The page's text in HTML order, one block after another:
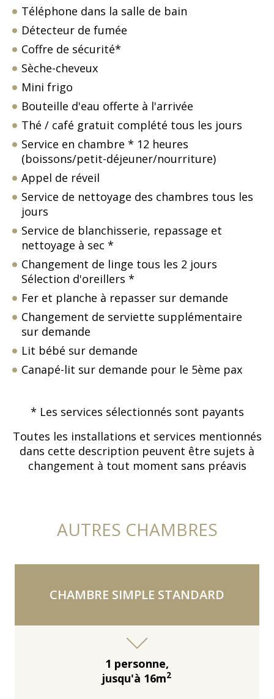
Téléphone dans la salle de bain
Détecteur de fumée
Coffre de sécurité*
Sèche-cheveux
Mini frigo
Bouteille d'eau offerte à l'arrivée
Thé / café gratuit complété tous les jours
Service en chambre * 12 heures
(boissons/petit-déjeuner/nourriture)
Appel de réveil
Service de nettoyage des chambres tous les
jours
Service de blanchisserie, repassage et
nettoyage à sec *
Changement de linge tous les 2 jours
Sélection d'oreillers *
Fer et planche à repasser sur demande
Changement de serviette supplémentaire
sur demande
Lit bébé sur demande
Canapé-lit sur demande pour le 5ème pax
* Les services sélectionnés sont payants
Toutes les installations et services mentionnés
dans cette description peuvent être sujets à
changement à tout moment sans préavis
AUTRES CHAMBRES
CHAMBRE SIMPLE STANDARD
1 personne,
jusqu'à 16m2